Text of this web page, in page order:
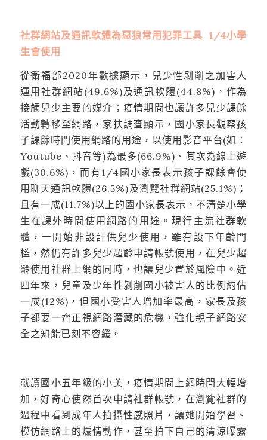
社群網站及通訊軟體為惡狼常用犯罪工具 1/4小學
生會使用
從衛福部2020年數據顯示，兒少性剝削之加害人
運用社群網站(49.6%)及通訊軟體(44.8%)，作為
接觸兒少主要的媒介；疫情期間也讓許多兒少課餘
活動轉移至網路，家扶調查顯示，國小家長觀察孩
子課餘時間使用網路的用途，以使用影音平台(如：
Youtube、抖音等)為最多(66.9%)、其次為線上遊
戲(30.6%)，而有1/4國小家長表示孩子課餘會使
用聊天通訊軟體(26.5%)及瀏覽社群網站(25.1%)；
且有一成(11.7%)以上的國小家長表示，不清楚小學
生在課外時間使用網路的用途。現行主流社群軟
體，一開始非設計供兒少使用，雖有設下年齡門
檻，然仍有許多兒少超齡申請帳號使用，在兒少超
齡使用社群上網的同時，也讓兒少置於風險中。近
四年來，兒童及少年性剝削國小被害人的比例約佔
一成(12%)，但國小受害人增加率最高，家長及孩
子都要一齊正視網路潛藏的危機，強化親子網路安
全之知能已刻不容緩。
就讀國小五年級的小美，疫情期間上網時間大幅增
加，好奇心使然首次申請社群帳號，在瀏覽社群的
過程中看到成年人拍攝性感照片，讓她開始學習、
模仿網路上的煽情動作，甚至拍下自己的清涼曝露